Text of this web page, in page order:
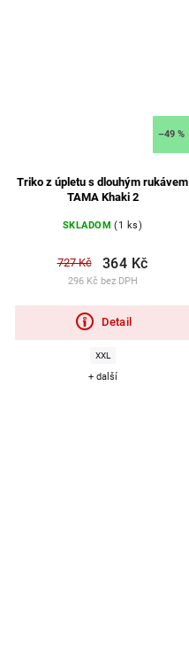
–49 %
Triko z úpletu s dlouhým rukávem
TAMA Khaki 2
SKLADOM (1 ks)
296 Kč bez DPH
727 Kč 364 Kč
Detail
XXL
+ další